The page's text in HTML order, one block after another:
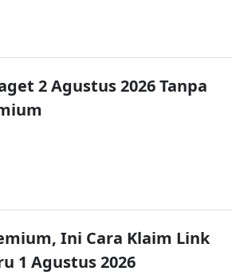
2 Agustus 2026 Tanpa
Ini Cara Klaim Link
1 Agustus 2026